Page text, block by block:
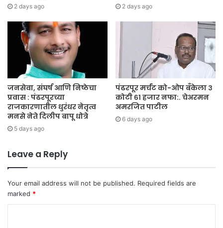
जिल्हा परिषद प्राथमिक शाळा देगाव यांच्या वतीने ही डॉक्टर प्रतीक्षा वायदंडे यांचा
सत्कार करण्यात आला.
2 days ago 2 days ago
जनसेवा, संघर्ष आणि निष्ठेचा
प्रवास : पंढरपूरच्या
राजकारणातील धुरंधर नेतृत्व
मनसे नेते दिलीप बापू धोत्रे
5 days ago
पंढरपूर मर्चंट को-ओप बँकेला ३
कोटी ६१ हजार नफा:. चेअरमन
अमरजित पाटील
6 days ago
Leave a Reply
Your email address will not be published. Required fields are
marked *